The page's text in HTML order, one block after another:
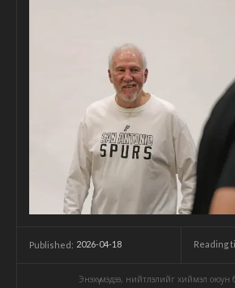
Published: 2026-04-18 Reading
Энэхүү мэдээ, нийтлэлийг хиймэл оюун